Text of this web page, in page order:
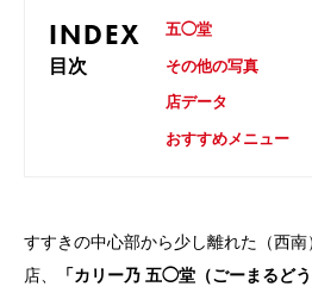
INDEX
目次
五◯堂
その他の写真
店データ
おすすめメニュー
すすきの中心部から少し離れた（西
店、
「カリー乃 五◯堂（ごーまるどう